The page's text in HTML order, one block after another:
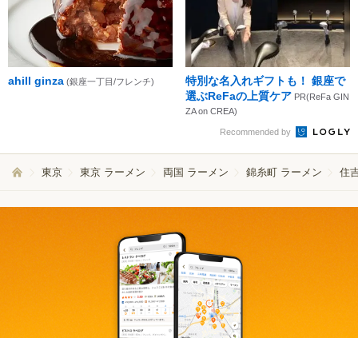
ahill ginza (銀座一丁目/フレンチ)
特別な名入れギフトも！ 銀座で
選ぶReFaの上質ケア PR(ReFa GIN
ZA on CREA)
Recommended by
東京 東京 ラーメン 両国 ラーメン 錦糸町 ラーメン 住